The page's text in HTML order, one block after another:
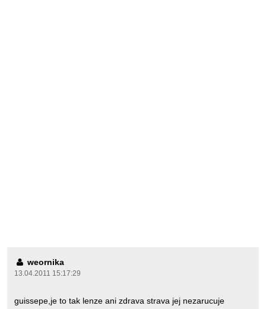
weornika
13.04.2011 15:17:29
guissepe,je to tak lenze ani zdrava strava jej nezarucuje